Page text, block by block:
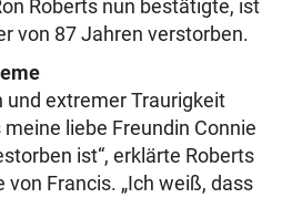
Roberts nun bestätigte, ist
von 87 Jahren verstorben.
und extremer Traurigkeit
liebe Freundin Connie
ist“, erklärte Roberts
von Francis. „Ich weiß, dass